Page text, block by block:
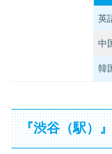
英
中
韓
『渋谷（駅）